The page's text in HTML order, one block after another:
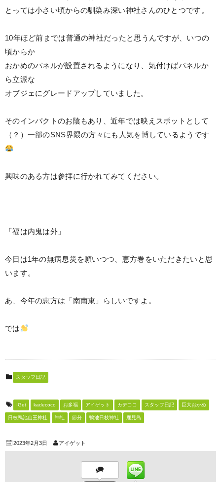
とっては小さい頃からの馴染み深い神社さんのひとつです。
10年ほど前までは普通の神社だったと思うんですが、いつの
頃からか
おかめのパネルが設置されるようになり、気付けばパネルか
ら立派な
オブジェにグレードアップしていました。
そのインパクトのお陰もあり、近年では映えスポットとして
（？）一部のSNS界隈の方々にも人気を博しているようです
興味のある方は参拝に行かれてみてください。
「福は内鬼は外」
今日は1年の無病息災を願いつつ、恵方巻をいただきたいと思
います。
あ、今年の恵方は「南南東」らしいですよ。
では
スタッフ日記
IGet kadecoco お多福 アイゲット カデココ スタッフ日記 巨大おかめ
日枝鴨池山王神社 神社 節分 鴨池日枝神社 鹿児島
2023年2月3日 アイゲット